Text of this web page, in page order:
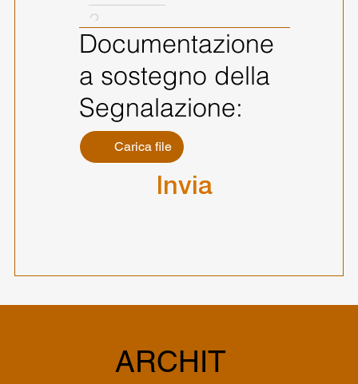
Documentazione
a sostegno della
Segnalazione:
Carica file
Invia
ARCHIT